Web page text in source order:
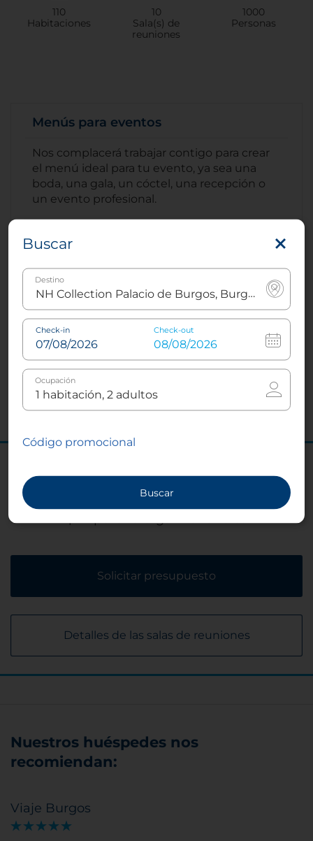
110
Habitaciones
10
Sala(s) de
reuniones
1000
Personas
Menús para eventos
Nos complacerá trabajar contigo para crear
el menú ideal para tu evento, ya sea una
boda, una gala, un cóctel, una recepción o
un evento profesional.
El hotel ofrece instalaciones para desayunos
privados y servicios adicionales, como
transporte hasta el aeropuerto, anfitriones,
traductores y fotógrafos. Comunícate con
podamos hacer los arreglos necesarios.
Tu evento está a un click de ser
reservado
Solicitar presupuesto
Detalles de las salas de reuniones
Nuestros huéspedes nos
recomiendan:
Viaje Burgos
Buscar
Destino
Check-in Check-out
Ocupación
Código promocional
Buscar